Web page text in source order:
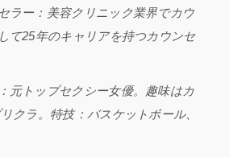
ラー： 美容クリニック業界でカウ
て25年のキャリアを持つカウンセ
元トップセクシー女優。趣味はカ
クラ。特技：バスケットボール、